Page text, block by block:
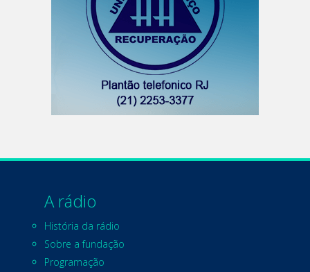
A rádio
História da rádio
Sobre a fundação
Programação